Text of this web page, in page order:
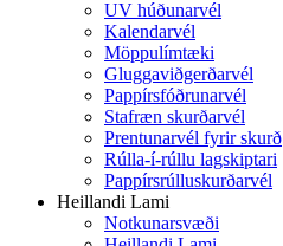
UV húðunarvél
Kalendarvél
Möppulímtæki
Gluggaviðgerðarvél
Pappírsfóðrunarvél
Stafræn skurðarvél
Prentunarvél fyrir skurð
Rúlla-í-rúllu lagskiptari
Pappírsrúlluskurðarvél
Heillandi Lami
Notkunarsvæði